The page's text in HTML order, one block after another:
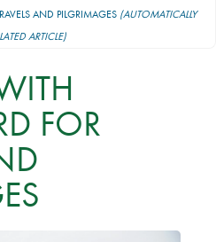
AND PILGRIMAGES (AUTOMATICALLY
ARTICLE)
FOR